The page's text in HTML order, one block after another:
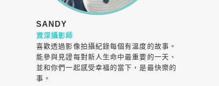
SANDY
資深攝影師
喜歡透過影像拍攝紀錄每個有溫度的故事。
能參與見證每對新人生命中最重要的一天、
並和你們一起感受幸福的當下，是最快樂的
事。